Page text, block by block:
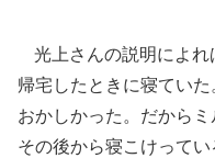
光上さんの説明によれ
帰宅したときに寝てい
おかしかった。だから
その後から寝こけってい